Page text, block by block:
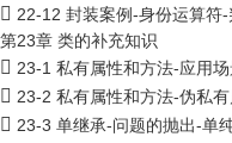
22-12 封装案例-身份运算符
第23章 类的补充知识
23-1 私有属性和方法-应用
23-2 私有属性和方法-伪私
23-3 单继承-问题的抛出-单